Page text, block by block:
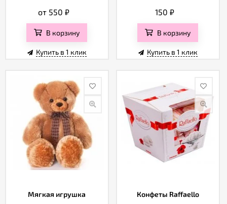
от 550₽
В корзину
Купить в 1 клик
150₽
В корзину
Купить в 1 клик
Мягкая игрушка Конфеты Raffaello